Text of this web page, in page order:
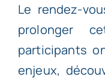
Le rendez-
prolonger
participants
enjeux,